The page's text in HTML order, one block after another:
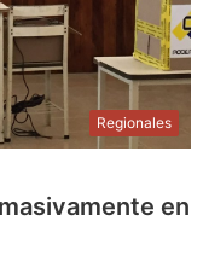
Regionales
en